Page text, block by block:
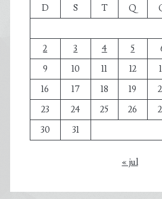
D
S T Q
2
3 4 5
9
10 11 12
16
17 18 19
23
24 25 26
30
31
« jul